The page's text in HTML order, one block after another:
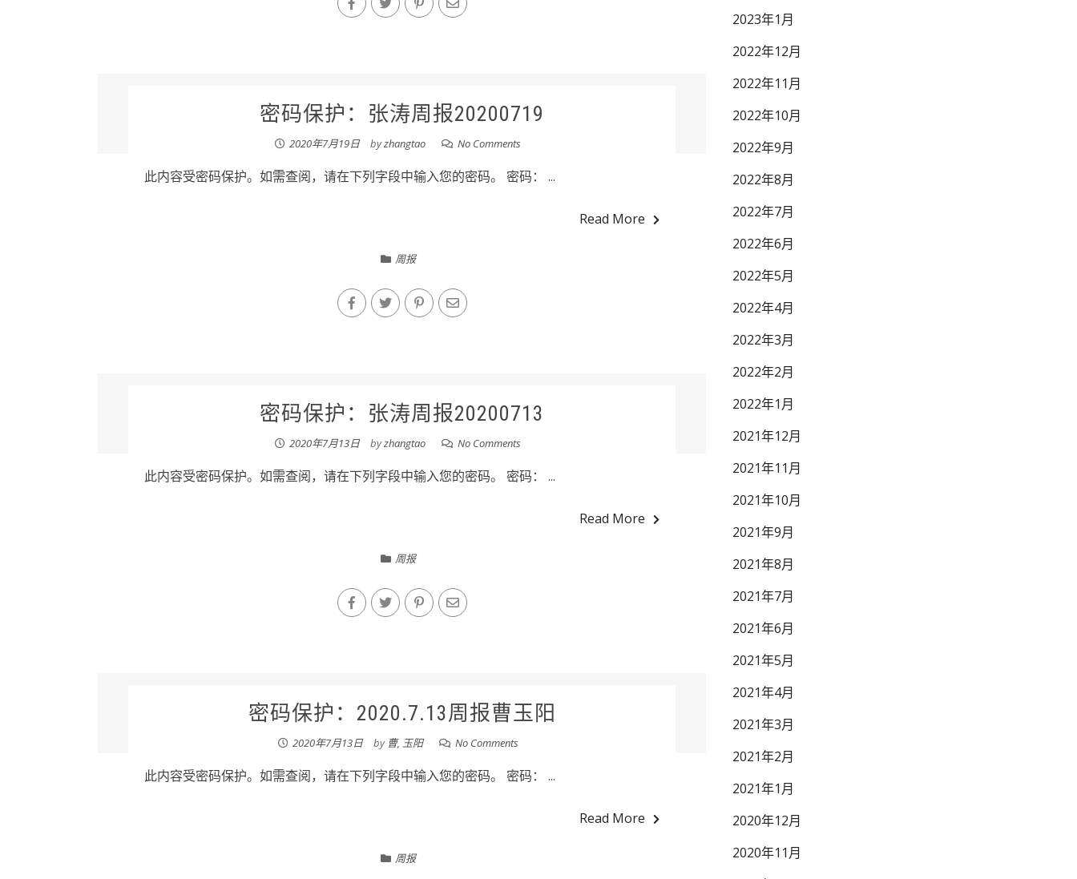
密码保护：张涛周报20200719
2020年7月19日 byzhangtao No Comments
此内容受密码保护。如需查阅，请在下列字段中输入您的密码。 密码： ...
Read More
周报
密码保护：张涛周报20200713
2020年7月13日 byzhangtao No Comments
此内容受密码保护。如需查阅，请在下列字段中输入您的密码。 密码： ...
Read More
周报
密码保护：2020.7.13周报曹玉阳
2020年7月13日 by 曹, 玉阳 No Comments
此内容受密码保护。如需查阅，请在下列字段中输入您的密码。 密码： ...
Read More
周报
2023年1月
2022年12月
2022年11月
2022年10月
2022年9月
2022年8月
2022年7月
2022年6月
2022年5月
2022年4月
2022年3月
2022年2月
2022年1月
2021年12月
2021年11月
2021年10月
2021年9月
2021年8月
2021年7月
2021年6月
2021年5月
2021年4月
2021年3月
2021年2月
2021年1月
2020年12月
2020年11月